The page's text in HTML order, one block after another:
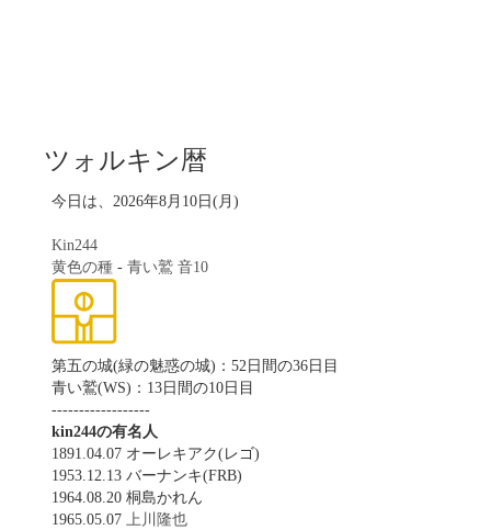
ツォルキン暦
今日は、2026年8月10日(月)
Kin244
黄色の種 - 青い鷲 音10
第五の城(緑の魅惑の城)：52日間の36日目
青い鷲(WS)：13日間の10日目
------------------
kin244の有名人
1891.04.07 オーレキアク(レゴ)
1953.12.13 バーナンキ(FRB)
1964.08.20 桐島かれん
1965.05.07 上川隆也